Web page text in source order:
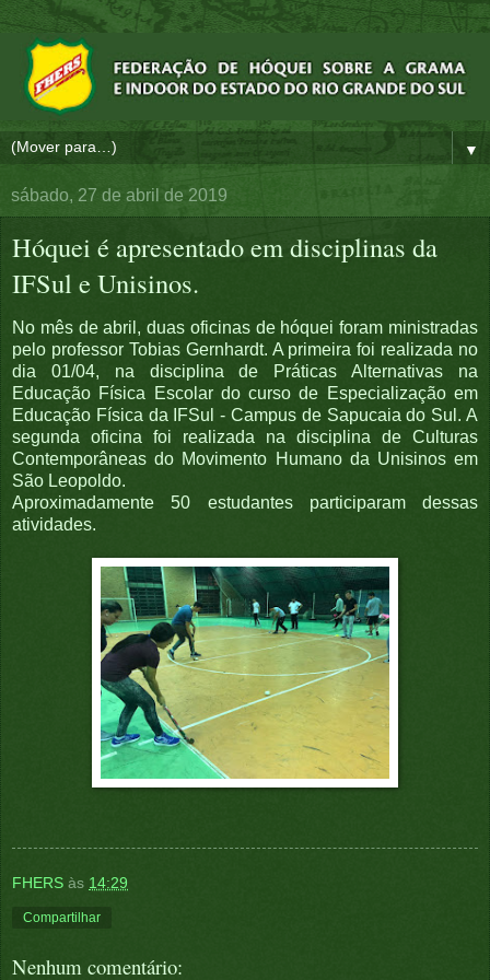
▼
sábado, 27 de abril de 2019
Hóquei é apresentado em disciplinas da
IFSul e Unisinos.
No mês de abril, duas oficinas de hóquei foram ministradas
pelo professor Tobias Gernhardt. A primeira foi realizada no
dia 01/04, na disciplina de Práticas Alternativas na
Educação Física Escolar do curso de Especialização em
Educação Física da IFSul - Campus de Sapucaia do Sul. A
segunda oficina foi realizada na disciplina de Culturas
Contemporâneas do Movimento Humano da Unisinos em
São Leopoldo.
Aproximadamente 50 estudantes participaram dessas
atividades.
FHERS às 14:29
Compartilhar
Nenhum comentário: